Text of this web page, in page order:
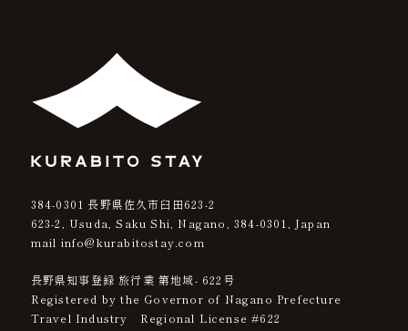
384-0301 長野県佐久市臼田623-2
623-2, Usuda, Saku Shi, Nagano, 384-0301
, Japan
mail info@kurabitostay.com
長野県知事登録 旅行業 第地域- 622号
Registered by the Governor of Nagano Prefecture
Travel Industry Regional License #622